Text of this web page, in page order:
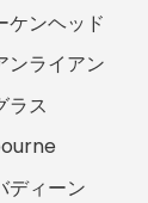
ケンヘッド
ンライアン
ラス
ディーン